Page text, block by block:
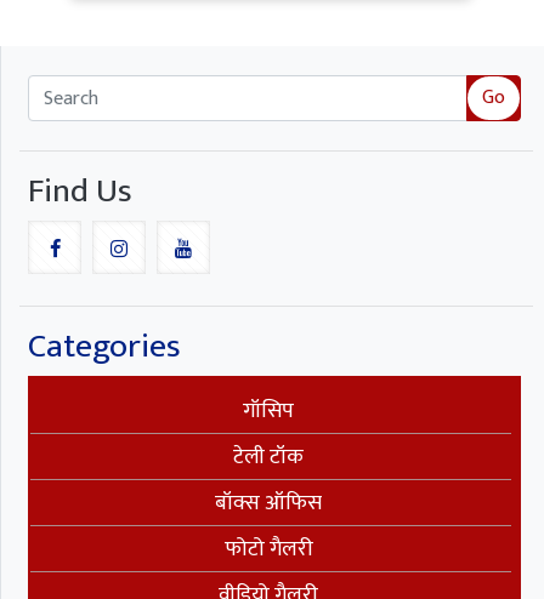
Go
Find Us
Categories
गॉसिप
टेली टॉक
बॉक्स ऑफिस
फोटो गैलरी